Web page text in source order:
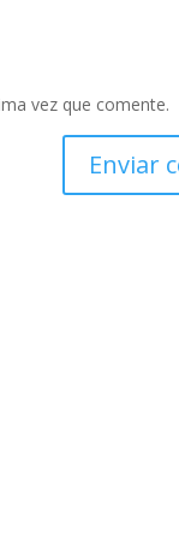
vez que comente.